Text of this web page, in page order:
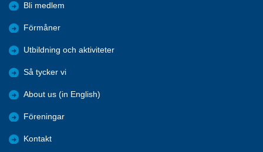
Bli medlem
Förmåner
Utbildning och aktiviteter
Så tycker vi
About us (in English)
Föreningar
Kontakt